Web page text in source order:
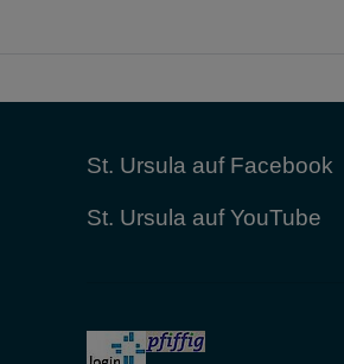
St. Ursula auf Facebook
St. Ursula auf YouTube